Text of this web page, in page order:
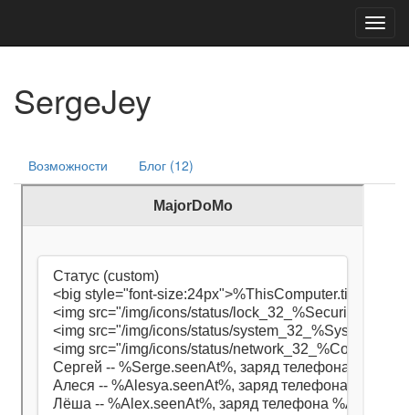
SergeJey
Возможности Блог (12)